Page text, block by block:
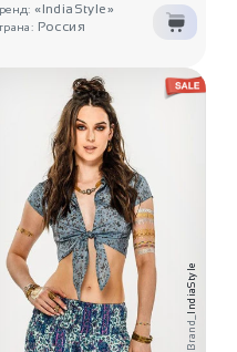
«IndiaStyle»
Россия
Brand_
IndiaStyle